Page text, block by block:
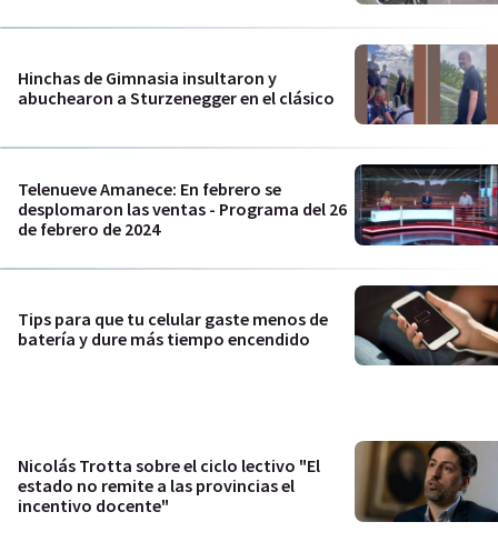
Hinchas de Gimnasia insultaron y
abuchearon a Sturzenegger en el clásico
Telenueve Amanece: En febrero se
desplomaron las ventas - Programa del 26
de febrero de 2024
Tips para que tu celular gaste menos de
batería y dure más tiempo encendido
Nicolás Trotta sobre el ciclo lectivo "El
estado no remite a las provincias el
incentivo docente"